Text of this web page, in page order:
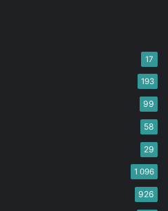
17
193
99
58
29
1 096
926